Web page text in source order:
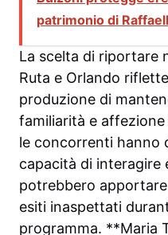
patrimonio di
La scelta di riportare
Ruta e Orlando
produzione di
familiarità e
le concorrenti hanno
capacità di
potrebbero
esiti inaspettati
programma. **Maria